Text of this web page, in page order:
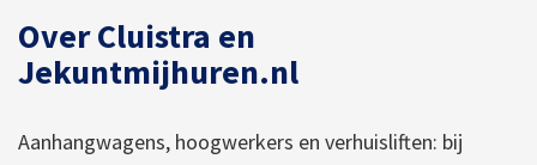
Over Cluistra en
Jekuntmijhuren.nl
Aanhangwagens, hoogwerkers en verhuisliften: bij